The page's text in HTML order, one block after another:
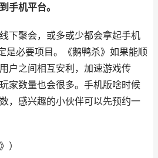
手机平台。
下聚会，或多或少都会拿起手机
是必要项目。《鹅鸭杀》如果能顺
户之间相互安利，加速游戏传
家数量也会很多。手机版啥时候
，感兴趣的小伙伴可以先预约一
）